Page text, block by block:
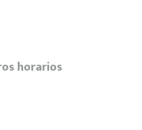
horarios